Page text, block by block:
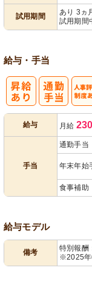
試用期間
あり 3ヵ
試用期間
給与・手当
給与 月給
手当
通勤手当
年末年始
食事補助
給与モデル
備考
特別報酬
※2025年